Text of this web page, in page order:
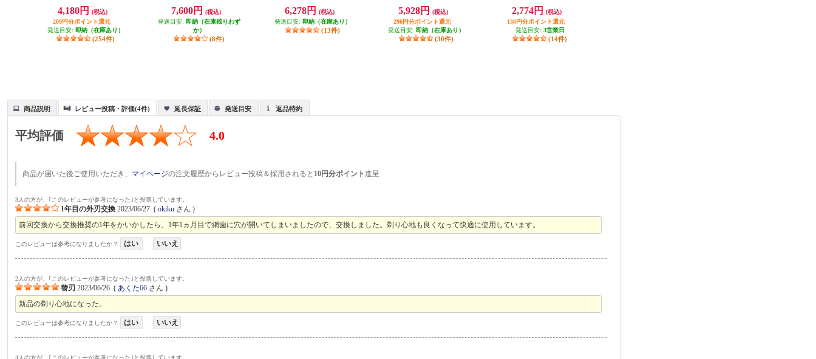
4,180円
(税込)
209円分ポイント還元
発送目安: 即納（在庫あり）
(254件)
7,600円
(税込)
発送目安: 即納（在庫残りわず
か）
(8件)
6,278円
(税込)
発送目安: 即納（在庫あり）
(13件)
5,928円
(税込)
296円分ポイント還元
発送目安: 即納（在庫あり）
(30件)
2,774円
(税込)
138円分ポイント還元
発送目安: 3営業日
(14件)
商品説明 レビュー投稿・評価(4件) 延長保証 発送目安 返品特約
平均評価 4.0
商品が届いた後ご使用いただき、 マイページの注文履歴からレビュー投稿＆採用されると 10円分ポイント進呈
3人の方が、｢このレビューが参考になった｣と投票しています。
1年目の外刃交換 2023/06/27 (okiku さん )
前回交換から交換推奨の1年をかいかしたら、1年1ヵ月目で網歯に穴が開いてしまいましたので、交換しました。剃り心地も良くなって快適に使用しています。
このレビューは参考になりましたか？ はい いいえ
2人の方が、｢このレビューが参考になった｣と投票しています。
替刃 2023/06/26 (あくた66 さん )
新品の剃り心地になった。
このレビューは参考になりましたか？ はい いいえ
4人の方が、｢このレビューが参考になった｣と投票しています。